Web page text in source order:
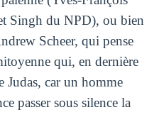
Singh du NPD), ou bien
Scheer, qui pense
qui, en dernière
Judas, car un homme
passer sous silence la